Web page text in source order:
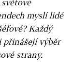
světové
myslí lidé
Každý
přinášejí výběr
strany.